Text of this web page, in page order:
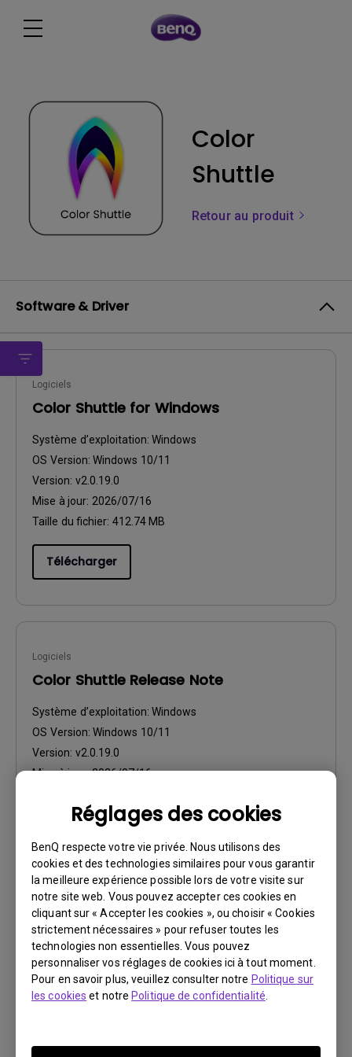
Réglages des cookies
BenQ respecte votre vie privée. Nous utilisons des
cookies et des technologies similaires pour vous garantir
la meilleure expérience possible lors de votre visite sur
notre site web. Vous pouvez accepter ces cookies en
cliquant sur « Accepter les cookies », ou choisir « Cookies
strictement nécessaires » pour refuser toutes les
technologies non essentielles. Vous pouvez
personnaliser vos réglages de cookies ici à tout moment.
Pour en savoir plus, veuillez consulter notre Politique sur
les cookies et notre Politique de confidentialité
Color
Shuttle
Retour au produit
Software & Driver
Logiciels
Color Shuttle for Windows
Système d’exploitation: Windows
OS Version: Windows 10/11
Version: v2.0.19.0
Mise à jour: 2026/07/16
Taille du fichier: 412.74 MB
Télécharger
Logiciels
Color Shuttle Release Note
Système d’exploitation: Windows
OS Version: Windows 10/11
Version: v2.0.19.0
Mise à jour:2026/07/16
Logiciels
Color Shuttle Release Note
Système d’exploitation:Mac
OS Version:
Mac 13 or later
Mise à jour:2026/07/16